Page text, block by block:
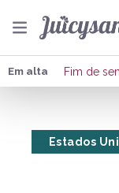
Em alta Fim de
Estados